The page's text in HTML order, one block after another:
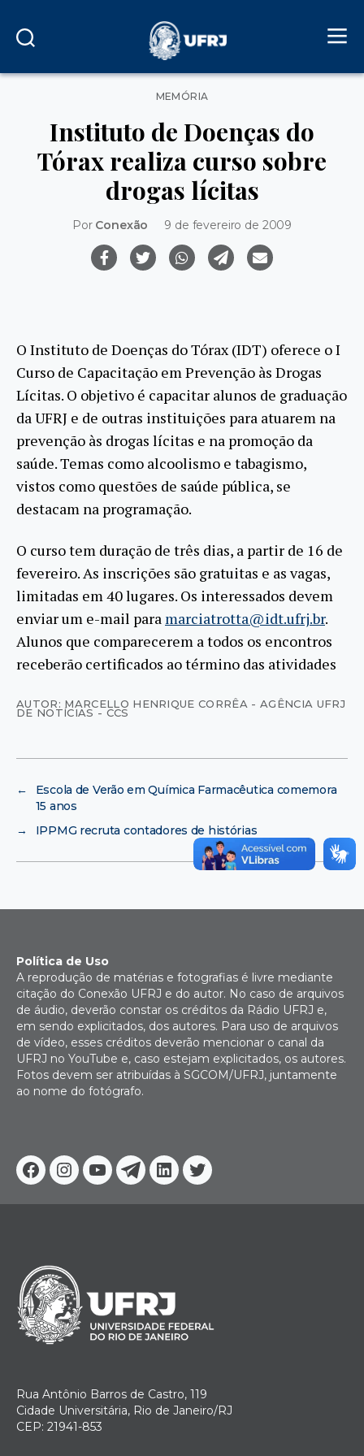
Categorias
MEMÓRIA
Instituto de Doenças do
Tórax realiza curso sobre
drogas lícitas
Por Conexão 9 de fevereiro de 2009
O Instituto de Doenças do Tórax (IDT) oferece o I
Curso de Capacitação em Prevenção às Drogas
Lícitas. O objetivo é capacitar alunos de graduação
da UFRJ e de outras instituições para atuarem na
prevenção às drogas lícitas e na promoção da
saúde. Temas como alcoolismo e tabagismo,
vistos como questões de saúde pública, se
destacam na programação.
O curso tem duração de três dias, a partir de 16 de
fevereiro. As inscrições são gratuitas e as vagas,
limitadas em 40 lugares. Os interessados devem
enviar um e-mail para marciatrotta@idt.ufrj.br.
Alunos que comparecerem a todos os encontros
receberão certificados ao término das atividades
AUTOR: MARCELLO HENRIQUE CORRÊA - AGÊNCIA UFRJ
DE NOTÍCIAS - CCS
←
Escola de Verão em Química Farmacêutica comemora
15 anos
→
IPPMG recruta contadores de histórias
Facebook
Instagram
YoutubeTelegram
Linkedin
Twitter
Política de Uso
A reprodução de matérias e fotografias é livre mediante
citação do Conexão UFRJ e do autor. No caso de arquivos
de áudio, deverão constar os créditos da Rádio UFRJ e,
em sendo explicitados, dos autores. Para uso de arquivos
de vídeo, esses créditos deverão mencionar o canal da
UFRJ no YouTube e, caso estejam explicitados, os autores.
Fotos devem ser atribuídas à SGCOM/UFRJ, juntamente
ao nome do fotógrafo.
Rua Antônio Barros de Castro, 119
Cidade Universitária, Rio de Janeiro/RJ
CEP: 21941-853